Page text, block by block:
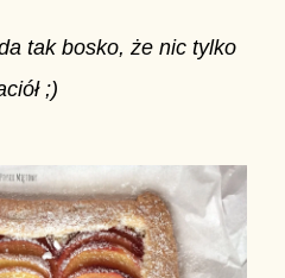
tak bosko, że nic tylko
;)